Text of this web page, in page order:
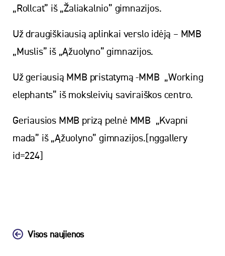
„Rollcat” iš „Žaliakalnio” gimnazijos.
Už draugiškiausią aplinkai verslo idėją – MMB
„Muslis” iš „Ąžuolyno” gimnazijos.
Už geriausią MMB pristatymą -MMB „Working
elephants” iš moksleivių saviraiškos centro.
Geriausios MMB prizą pelnė MMB „Kvapni
mada” iš „Ąžuolyno” gimnazijos.[nggallery
id=224]
Visos naujienos